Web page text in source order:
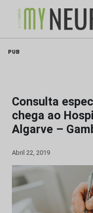
PUB
Consulta
chega ao
Algarve –
Abril 22, 2019